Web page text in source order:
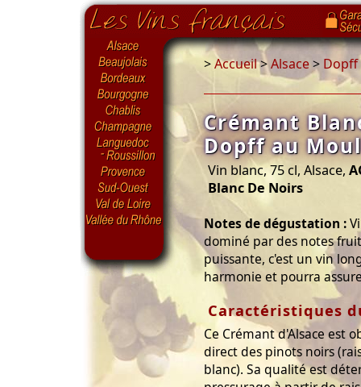
>Accueil>Alsace> Dopff
Crémant
Dopff au
Vin blanc, 75 cl, Alsace,
Blanc De Noirs
Notes de dégustation :
dominé par des notes
puissante, c'est un vin
harmonie et pourra
Caractéristiques
Ce Crémant d'Alsace est
direct des pinots noirs
blanc). Sa qualité est